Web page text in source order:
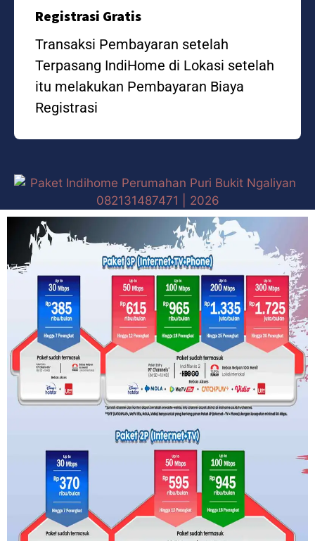
Registrasi Gratis
Transaksi Pembayaran setelah
Terpasang IndiHome di Lokasi setelah
itu melakukan Pembayaran Biaya
Registrasi